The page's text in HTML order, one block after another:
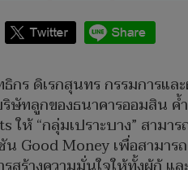
กร ดิเรกสุนทร กรรมการแ
ริษัทลูกของธนาคารออมสิน
ให้ “กลุ่มเปราะบาง” สาม
Good Money เพื่อสามา